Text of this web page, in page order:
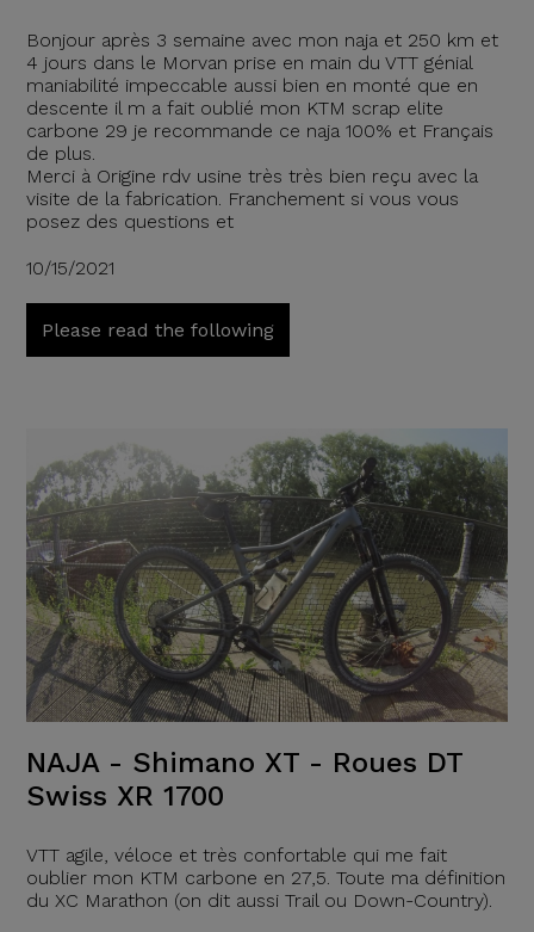
Bonjour après 3 semaine avec mon naja et 250 km et
4 jours dans le Morvan prise en main du VTT génial
maniabilité impeccable aussi bien en monté que en
descente il m a fait oublié mon KTM scrap elite
carbone 29 je recommande ce naja 100% et Français
de plus.
Merci à Origine rdv usine très très bien reçu avec la
visite de la fabrication. Franchement si vous vous
posez des questions et
10/15/2021
Please read the following
NAJA - Shimano XT - Roues DT
Swiss XR 1700
VTT agile, véloce et très confortable qui me fait
oublier mon KTM carbone en 27,5. Toute ma définition
du XC Marathon (on dit aussi Trail ou Down-Country).